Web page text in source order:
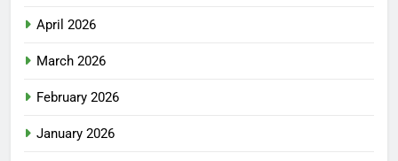
April 2026
March 2026
February 2026
January 2026